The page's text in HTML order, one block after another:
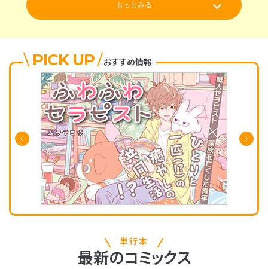
PICK UP おすすめ情報
もっとみる
単行本
最新のコミックス